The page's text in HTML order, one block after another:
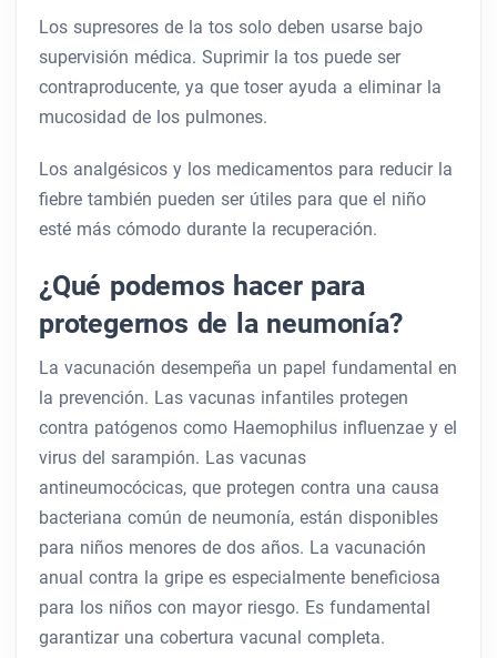
Los supresores de la tos solo deben usarse bajo
supervisión médica. Suprimir la tos puede ser
contraproducente, ya que toser ayuda a eliminar la
mucosidad de los pulmones.
Los analgésicos y los medicamentos para reducir la
fiebre también pueden ser útiles para que el niño
esté más cómodo durante la recuperación.
¿Qué podemos hacer para
protegernos de la neumonía?
La vacunación desempeña un papel fundamental en
la prevención. Las vacunas infantiles protegen
contra patógenos como Haemophilus influenzae y el
virus del sarampión. Las vacunas
antineumocócicas, que protegen contra una causa
bacteriana común de neumonía, están disponibles
para niños menores de dos años. La vacunación
anual contra la gripe es especialmente beneficiosa
para los niños con mayor riesgo. Es fundamental
garantizar una cobertura vacunal completa.